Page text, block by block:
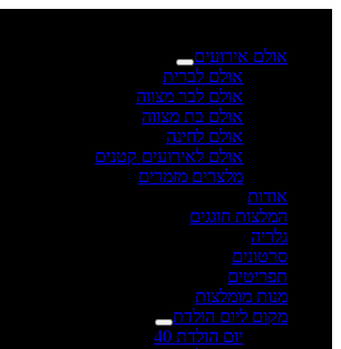
אולם אירועים
אולם לברית
אולם לבר מצווה
אולם בת מצווה
אולם לחינה
אולם לאירועים קטנים
מלצרים מזמרים
אודות
המלצות חוגגים
גלריה
סרטונים
תפריטים
מנות מומלצות
מקום ליום הולדת
יום הולדת 40